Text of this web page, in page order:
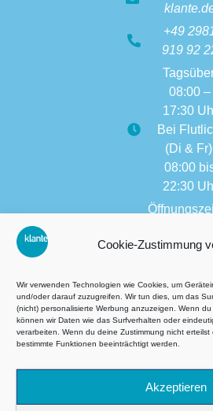
Cookie-Zustimmung
Wir verwenden Technologien wie Cookies, um
und/oder darauf zuzugreifen. Wir tun dies, um das
(nicht) personalisierte Werbung anzuzeigen. Wenn
können wir Daten wie das Surfverhalten oder
verarbeiten. Wenn du deine Zustimmung nicht
bestimmte Funktionen beeinträchtigt werden.
Akzeptieren
+49
919 92
08:00 –
17:30
Bei
(Di &
08:00
22:30
Filialen:
17:30
AGB´s
Impressum